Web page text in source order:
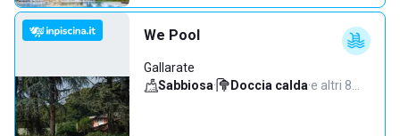
We Pool
Gallarate
Sabbiosa· Doccia calda·e altri 8…